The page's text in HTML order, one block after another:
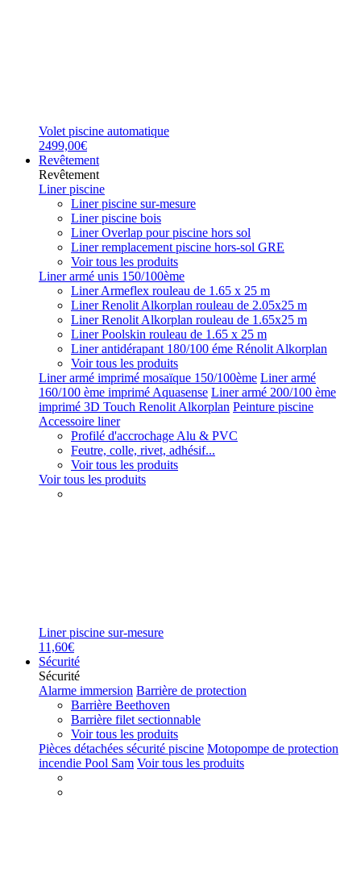
Volet piscine automatique
2499,00€
Revêtement
Revêtement
Liner piscine
Liner piscine sur-mesure
Liner piscine bois
Liner Overlap pour piscine hors sol
Liner remplacement piscine hors-sol GRE
Voir tous les produits
Liner armé unis 150/100ème
Liner Armeflex rouleau de 1.65 x 25 m
Liner Renolit Alkorplan rouleau de 2.05x25 m
Liner Renolit Alkorplan rouleau de 1.65x25 m
Liner Poolskin rouleau de 1.65 x 25 m
Liner antidérapant 180/100 éme Rénolit Alkorplan
Voir tous les produits
Liner armé imprimé mosaïque 150/100ème Liner armé
160/100 ème imprimé Aquasense Liner armé 200/100 ème
imprimé 3D Touch Renolit Alkorplan Peinture piscine
Accessoire liner
Profilé d'accrochage Alu & PVC
Feutre, colle, rivet, adhésif...
Voir tous les produits
Voir tous les produits
Liner piscine sur-mesure
11,60€
Sécurité
Sécurité
Alarme immersion Barrière de protection
Barrière Beethoven
Barrière filet sectionnable
Voir tous les produits
Pièces détachées sécurité piscine Motopompe de protection
incendie Pool Sam Voir tous les produits